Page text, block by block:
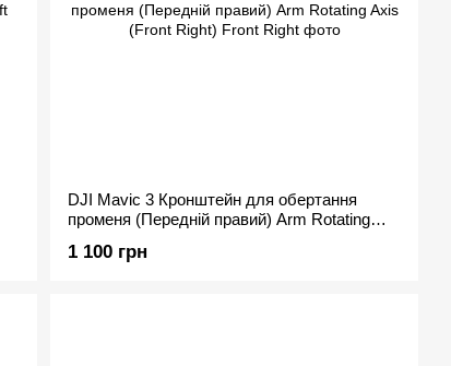
DJI Mavic 3 Кронштейн для обертання
променя (Передній правий) Arm Rotating
1 100 грн